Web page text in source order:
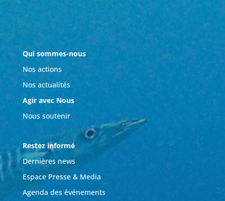
Qui sommes-nous
Nos actions
Nos actualités
Agir avec Nous
Nous soutenir
Restez informé
Dernières news
Espace Presse & Media
Agenda des événements